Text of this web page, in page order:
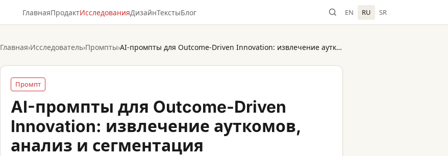
ГлавнаяПродактИсследованияДизайнТекстыБлог EN RU SR
Главная›Исследователь›Промпты› AI-промпты для Outcome-Driven Innovation: извлечение ауткомов, анализ и сегментация
Промпт
AI-промпты для Outcome-Driven
Innovation: извлечение ауткомов,
анализ и сегментация